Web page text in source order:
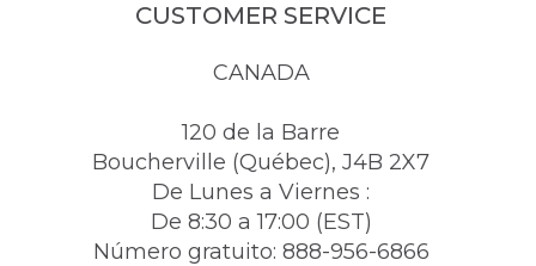
CUSTOMER SERVICE
CANADA
120 de la Barre
Boucherville (Québec), J4B 2X7
De Lunes a Viernes :
De 8:30 a 17:00 (EST)
Número gratuito: 888-956-6866